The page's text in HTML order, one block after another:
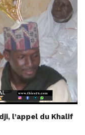
l’appel du Khalif